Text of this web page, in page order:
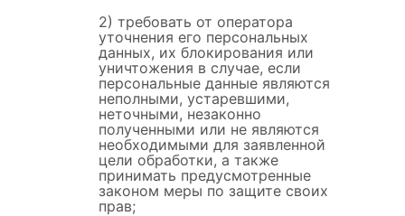
2) требовать от оператора
уточнения его персональных
данных, их блокирования или
уничтожения в случае, если
персональные данные являются
неполными, устаревшими,
неточными, незаконно
полученными или не являются
необходимыми для заявленной
цели обработки, а также
принимать предусмотренные
законом меры по защите своих
прав;